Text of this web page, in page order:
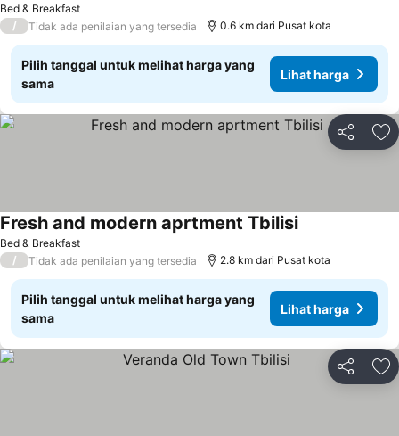
Bed & Breakfast
/ Tidak ada penilaian yang tersedia 0.6 km dari Pusat kota
Pilih tanggal untuk melihat harga yang
sama
Lihat harga
Bagikan
Bed & Breakfast
Fresh and modern aprtment Tbilisi
/ Tidak ada penilaian yang tersedia 2.8 km dari Pusat kota
Pilih tanggal untuk melihat harga yang
sama
Lihat harga
Bagikan